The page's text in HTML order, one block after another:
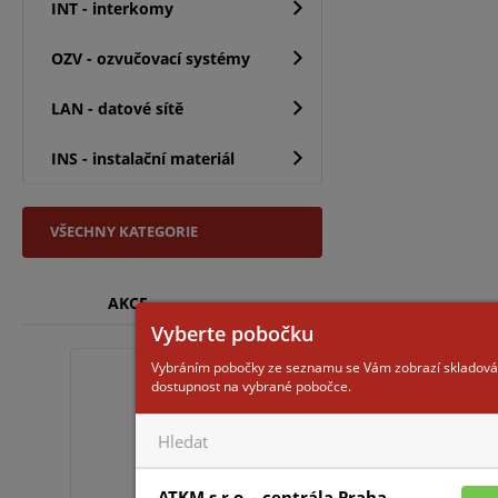
INT - interkomy
OZV - ozvučovací systémy
LAN - datové sítě
INS - instalační materiál
VŠECHNY KATEGORIE
AKCE
AWOP-625PP
Vyberte pobočku
Vybráním pobočky ze seznamu se Vám zobrazí skladová
dostupnost na vybrané pobočce.